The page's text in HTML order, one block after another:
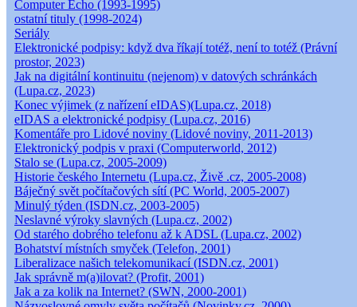
Computer Echo (1993-1995)
ostatní tituly (1998-2024)
Seriály
Elektronické podpisy: když dva říkají totéž, není to totéž (Právní
prostor, 2023)
Jak na digitální kontinuitu (nejenom) v datových schránkách
(Lupa.cz, 2023)
Konec výjimek (z nařízení eIDAS)(Lupa.cz, 2018)
eIDAS a elektronické podpisy (Lupa.cz, 2016)
Komentáře pro Lidové noviny (Lidové noviny, 2011-2013)
Elektronický podpis v praxi (Computerworld, 2012)
Stalo se (Lupa.cz, 2005-2009)
Historie českého Internetu (Lupa.cz, Živě .cz, 2005-2008)
Báječný svět počítačových sítí (PC World, 2005-2007)
Minulý týden (ISDN.cz, 2003-2005)
Neslavné výroky slavných (Lupa.cz, 2002)
Od starého dobrého telefonu až k ADSL (Lupa.cz, 2002)
Bohatství místních smyček (Telefon, 2001)
Liberalizace našich telekomunikací (ISDN.cz, 2001)
Jak správně m(a)ilovat? (Profit, 2001)
Jak a za kolik na Internet? (SWN, 2000-2001)